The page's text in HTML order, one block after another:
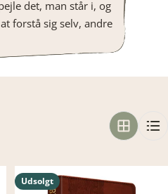
det, man står i, og
forstå sig selv, andre
Udsolgt